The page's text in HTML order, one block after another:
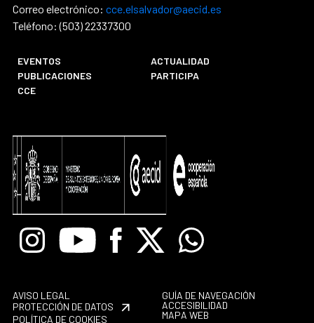
Correo electrónico: cce.elsalvador@aecid.es
Teléfono: (503) 22337300
EVENTOS
ACTUALIDAD
PUBLICACIONES
PARTICIPA
CCE
InstagramYoutube Facebook
X Whatsapp
AVISO LEGAL
PROTECCIÓN DE DATOS
POLÍTICA DE COOKIES
GUÍA DE NAVEGACIÓN
ACCESIBILIDAD
MAPA WEB